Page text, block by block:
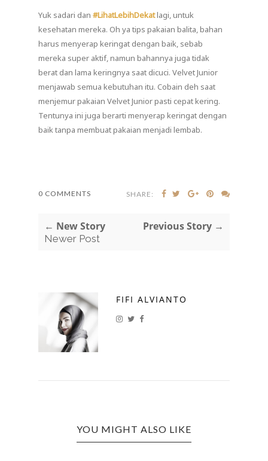
Yuk sadari dan #LihatLebihDekatlagi, untuk
kesehatan mereka. Oh ya tips pakaian balita, bahan
harus menyerap keringat dengan baik, sebab
mereka super aktif, namun bahannya juga tidak
berat dan lama keringnya saat dicuci. Velvet Junior
menjawab semua kebutuhan itu. Cobain deh saat
menjemur pakaian Velvet Junior pasti cepat kering.
Tentunya ini juga berarti menyerap keringat dengan
baik tanpa membuat pakaian menjadi lembab.
0 COMMENTS SHARE:
← New Story
Newer Post
Previous Story →
FIFI ALVIANTO
YOU MIGHT ALSO LIKE